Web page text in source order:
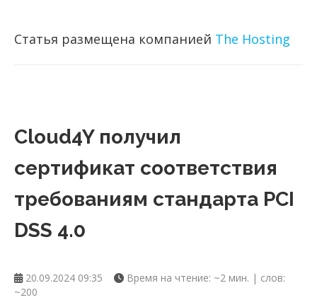
Статья размещена компанией The Hosting
Cloud4Y получил
сертификат соответствия
требованиям стандарта PCI
DSS 4.0
20.09.2024 09:35
Время на чтение: ~2 мин. | слов:
~200